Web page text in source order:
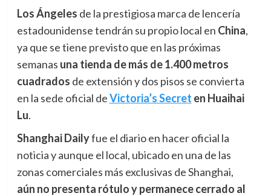
Los Ángeles de la prestigiosa marca de lencería
estadounidense tendrán su propio local en China,
ya que se tiene previsto que en las próximas
semanas una tienda de más de 1.400 metros
cuadrados de extensión y dos pisos se convierta
en la sede oficial deVictoria’s Secret en Huaihai
Lu.
Shanghai Dailyfue el diario en hacer oficial la
noticia y aunque el local, ubicado en una de las
zonas comerciales más exclusivas de Shanghai,
aún no presenta rótulo y permanece cerrado al